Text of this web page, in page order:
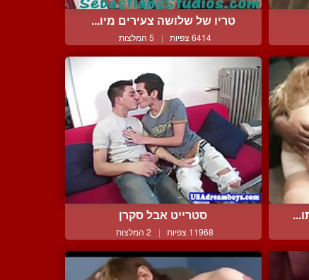
טריו של שלושה צעירים מיו...
6414 צפיות | 5 המלצות
סטרייט אבל סקרן
11968 צפיות | 2 המלצות